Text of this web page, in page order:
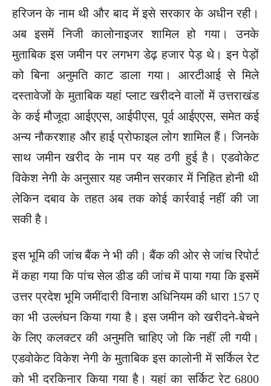
हरिजन के नाम थी और बाद में इसे सरकार के अधीन रही।
अब इसमें निजी कालोनाइजर शामिल हो गया। उनके
मुताबिक इस जमीन पर लगभग डेढ़ हजार पेड़ थे। इन पेड़ों
को बिना अनुमति काट डाला गया। आरटीआई से मिले
दस्तावेजों के मुताबिक यहां प्लाट खरीदने वालों में उत्तराखंड
के कई मौजूदा आईएएस, आईपीएस, पूर्व आईएएस, समेत कई
अन्य नौकरशाह और हाई प्रोफाइल लोग शामिल हैं। जिनके
साथ जमीन खरीद के नाम पर यह ठगी हुई है। एडवोकेट
विकेश नेगी के अनुसार यह जमीन सरकार में निहित होनी थी
लेकिन दबाव के तहत अब तक कोई कार्रवाई नहीं की जा
सकी है।
इस भूमि की जांच बैंक ने भी की। बैंक की ओर से जांच रिपोर्ट
में कहा गया कि पांच सेल डीड की जांच में पाया गया कि इसमें
उत्तर प्रदेश भूमि जमींदारी विनाश अधिनियम की धारा 157 ए
का भी उल्लंघन किया गया है। इस जमीन को खरीदने-बेचने
के लिए कलक्टर की अनुमति चाहिए जो कि नहीं ली गयी।
एडवोकेट विकेश नेगी के मुताबिक इस कालोनी में सर्किल रेट
को भी दरकिनार किया गया है। यहां का सर्किट रेट 6800